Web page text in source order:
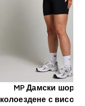
MP Дамски шорти
колоездене с висока